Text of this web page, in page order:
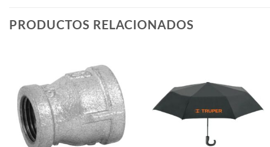
PRODUCTOS RELACIONADOS